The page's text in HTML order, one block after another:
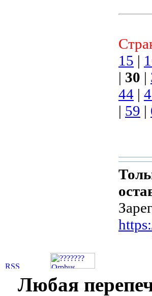
15 |
| 30 |
44 |
| 59 |
Любая